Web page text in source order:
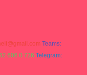
Teams:
606 0 726 Telegram: